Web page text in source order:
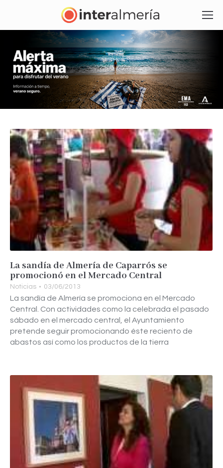
La sandía de Almería de Caparrós se
promocionó en el Mercado Central
Noticias 03/06/2013
La sandía de Almería se promociona en el Mercado
Central. Con actividades como la celebrada el pasado
sábado en el mercado central, el Ayuntamiento
pretende seguir promocionando éste reciento de
abastos así como los productos de la tierra